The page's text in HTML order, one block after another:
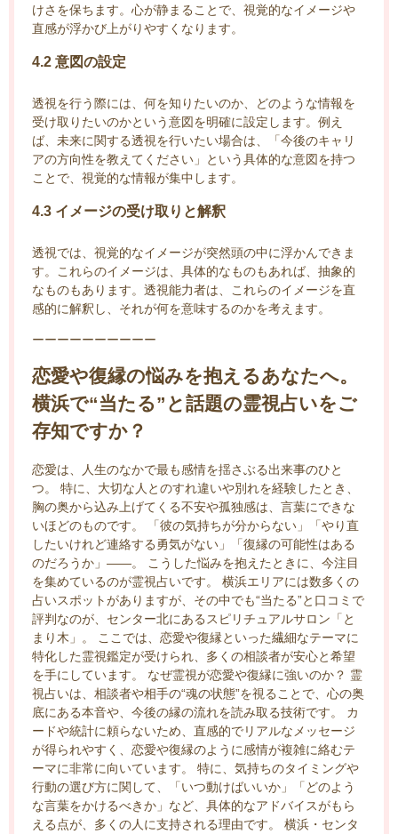
けさを保ちます。心が静まることで、視覚的なイメージや
直感が浮かび上がりやすくなります。
4.2 意図の設定
透視を行う際には、何を知りたいのか、どのような情報を
受け取りたいのかという意図を明確に設定します。例え
ば、未来に関する透視を行いたい場合は、「今後のキャリ
アの方向性を教えてください」という具体的な意図を持つ
ことで、視覚的な情報が集中します。
4.3 イメージの受け取りと解釈
透視では、視覚的なイメージが突然頭の中に浮かんできま
す。これらのイメージは、具体的なものもあれば、抽象的
なものもあります。透視能力者は、これらのイメージを直
感的に解釈し、それが何を意味するのかを考えます。
ーーーーーーーーーー
恋愛や復縁の悩みを抱えるあなたへ。
横浜で“当たる”と話題の霊視占いをご
存知ですか？
恋愛は、人生のなかで最も感情を揺さぶる出来事のひと
つ。 特に、大切な人とのすれ違いや別れを経験したとき、
胸の奥から込み上げてくる不安や孤独感は、言葉にできな
いほどのものです。 「彼の気持ちが分からない」「やり直
したいけれど連絡する勇気がない」「復縁の可能性はある
のだろうか」——。 こうした悩みを抱えたときに、今注目
を集めているのが霊視占いです。 横浜エリアには数多くの
占いスポットがありますが、その中でも“当たる”と口コミで
評判なのが、センター北にあるスピリチュアルサロン「と
まり木」。 ここでは、恋愛や復縁といった繊細なテーマに
特化した霊視鑑定が受けられ、多くの相談者が安心と希望
を手にしています。 なぜ霊視が恋愛や復縁に強いのか？ 霊
視占いは、相談者や相手の“魂の状態”を視ることで、心の奥
底にある本音や、今後の縁の流れを読み取る技術です。 カ
ードや統計に頼らないため、直感的でリアルなメッセージ
が得られやすく、恋愛や復縁のように感情が複雑に絡むテ
ーマに非常に向いています。 特に、気持ちのタイミングや
行動の選び方に関して、「いつ動けばいいか」「どのよう
な言葉をかけるべきか」など、具体的なアドバイスがもら
える点が、多くの人に支持される理由です。 横浜・センタ